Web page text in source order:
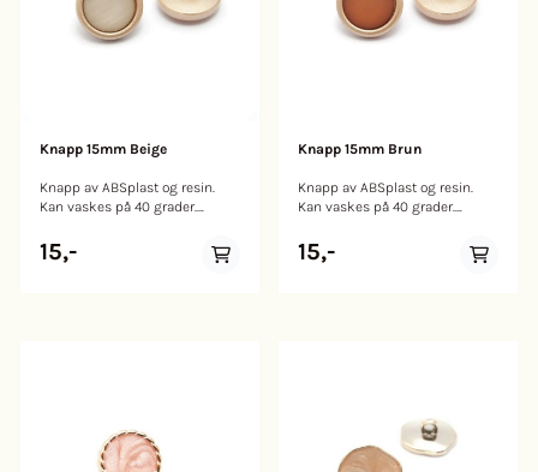
Knapp 15mm Beige
Knapp av ABSplast og resin.
Kan vaskes på 40 grader.
15,-
Knapp 15mm Brun
Knapp av ABSplast og resin.
Kan vaskes på 40 grader.
15,-